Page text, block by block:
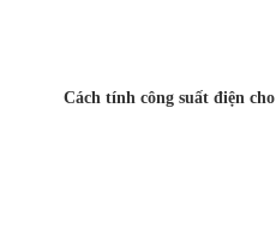
Cách tính công suất điện